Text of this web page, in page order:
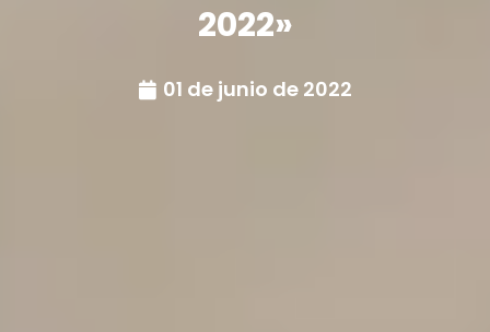
2022»
01 de junio de 2022